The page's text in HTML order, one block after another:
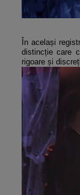
În același
distincție care
rigoare și